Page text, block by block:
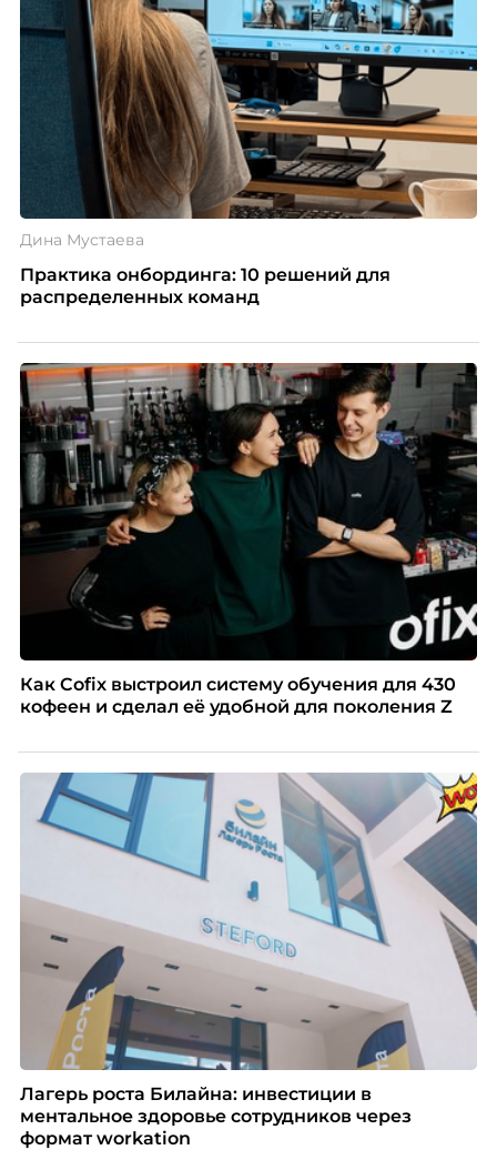
Дина Мустаева
Практика онбординга: 10 решений для
распределенных команд
Как Cofix выстроил систему обучения для 430
кофеен и сделал её удобной для поколения Z
Лагерь роста Билайна: инвестиции в
ментальное здоровье сотрудников через
формат workation